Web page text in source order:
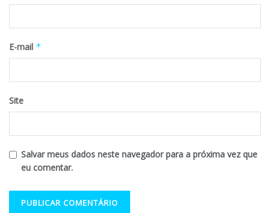
E-mail *
Site
Salvar meus dados neste navegador para a próxima vez que
eu comentar.